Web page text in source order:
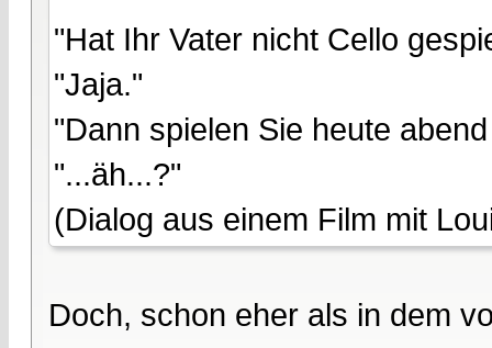
"Hat Ihr Vater nicht Cello
"Jaja."
"Dann spielen Sie heute
"...äh...?"
(Dialog aus einem Film mit
Doch, schon eher als in dem